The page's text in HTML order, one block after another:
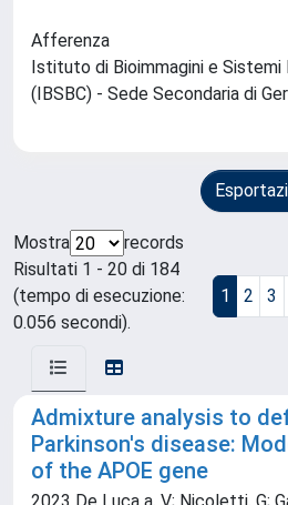
Afferenza
Istituto di Bioimmagini e
(IBSBC) - Sede Secondaria di
Mostra
records
Risultati 1 - 20 di 184
(tempo di esecuzione:
0.056 secondi).
1 2 3
Admixture analysis to
Parkinson's disease:
of the APOE gene